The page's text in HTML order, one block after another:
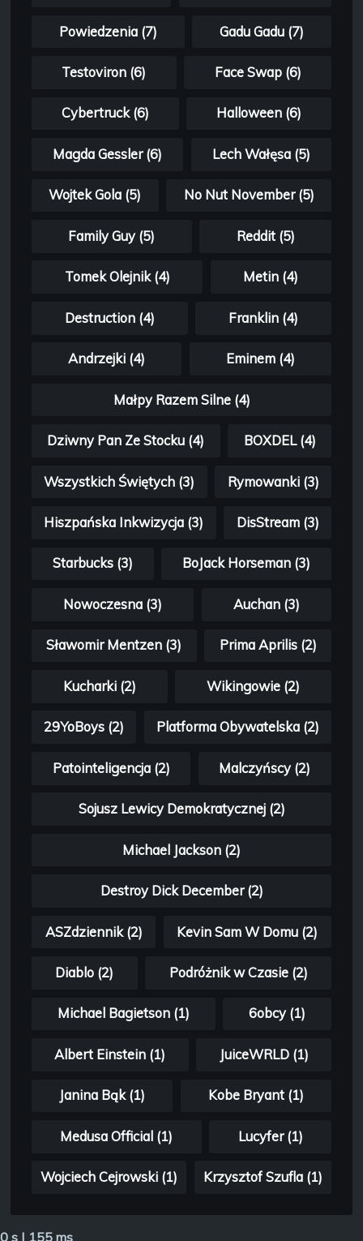
Powiedzenia (7) Gadu Gadu (7)
Testoviron (6) Face Swap (6)
Cybertruck (6) Halloween (6)
Magda Gessler (6) Lech Wałęsa (5)
Wojtek Gola (5) No Nut November (5)
Family Guy (5) Reddit (5)
Tomek Olejnik (4) Metin (4)
Destruction (4) Franklin (4)
Andrzejki (4) Eminem (4)
Małpy Razem Silne (4)
Dziwny Pan Ze Stocku (4) BOXDEL (4)
Wszystkich Świętych (3) Rymowanki (3)
Hiszpańska Inkwizycja (3) DisStream (3)
Starbucks (3) BoJack Horseman (3)
Nowoczesna (3) Auchan (3)
Sławomir Mentzen (3) Prima Aprilis (2)
Kucharki (2) Wikingowie (2)
29YoBoys (2) Platforma Obywatelska (2)
Patointeligencja (2) Malczyńscy (2)
Sojusz Lewicy Demokratycznej (2)
Michael Jackson (2)
Destroy Dick December (2)
ASZdziennik (2) Kevin Sam W Domu (2)
Diablo (2) Podróżnik w Czasie (2)
Michael Bagietson (1) 6obcy (1)
Albert Einstein (1) JuiceWRLD (1)
Janina Bąk (1) Kobe Bryant (1)
Medusa Official (1) Lucyfer (1)
Wojciech Cejrowski (1) Krzysztof Szufla (1)
0 s | 155 ms